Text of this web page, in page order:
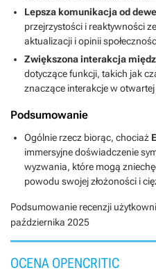
Lepsza komunikacja od
przejrzystości i reaktywności
aktualizacji i opinii
Zwiększona interakcja
dotyczące funkcji, takich jak
znaczące interakcje w otwartej
Podsumowanie
Ogólnie rzecz biorąc, chociaż
immersyjne doświadczenie
wyzwania, które mogą
powodu swojej złożoności i
Podsumowanie recenzji
października 2025
OCENA OPENCRITIC